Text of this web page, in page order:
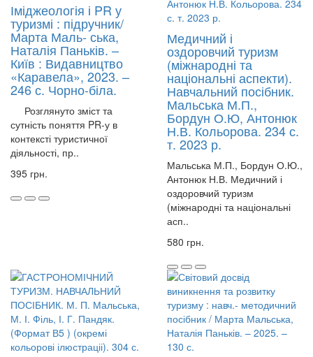
Іміджеологія і PR у
туризмі : підручник/
Марта Маль- ська,
Наталія Паньків. –
Київ : Видавництво
«Каравела», 2023. –
246 с. Чорно-біла.
Розглянуто зміст та
сутність поняття PR-у в
контексті туристичної
діяльності, пр..
395 грн.
Медичний і
оздоровчий туризм
(міжнародні та
національні аспекти).
Навчальний посібник.
Мальська М.П.,
Бордун О.Ю, Антонюк
Н.В. Кольорова. 234 с.
т. 2023 р.
Мальська М.П., Бордун О.Ю.,
Антонюк Н.В. Медичний і
оздоровчий туризм
(міжнародні та національні
асп..
580 грн.